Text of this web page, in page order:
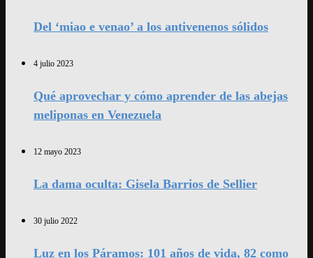
Del ‘miao e venao’ a los antivenenos sólidos
4 julio 2023
Qué aprovechar y cómo aprender de las abejas
meliponas en Venezuela
12 mayo 2023
La dama oculta: Gisela Barrios de Sellier
30 julio 2022
Luz en los Páramos: 101 años de vida, 82 como